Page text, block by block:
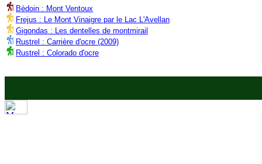
Bédoin : Mont Ventoux
Frejus : Le Mont Vinaigre par le Lac L'Avellan
Gigondas : Les dentelles de montmirail
Rustrel : Carrière d'ocre (2009)
Rustrel : Colorado d'ocre